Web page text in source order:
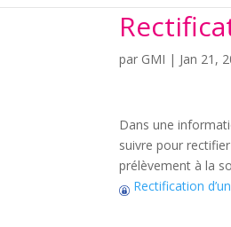
par GMI | Jan 21,
Dans une
suivre pour
prélèvement à la
Rectification